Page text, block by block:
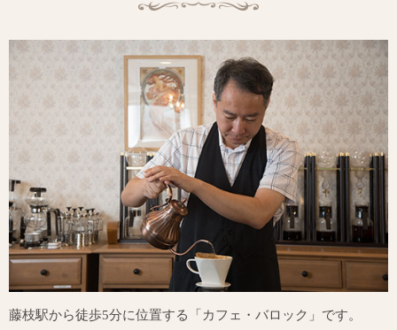
藤枝駅から徒歩5分に位置する「カフェ・バロック」です。